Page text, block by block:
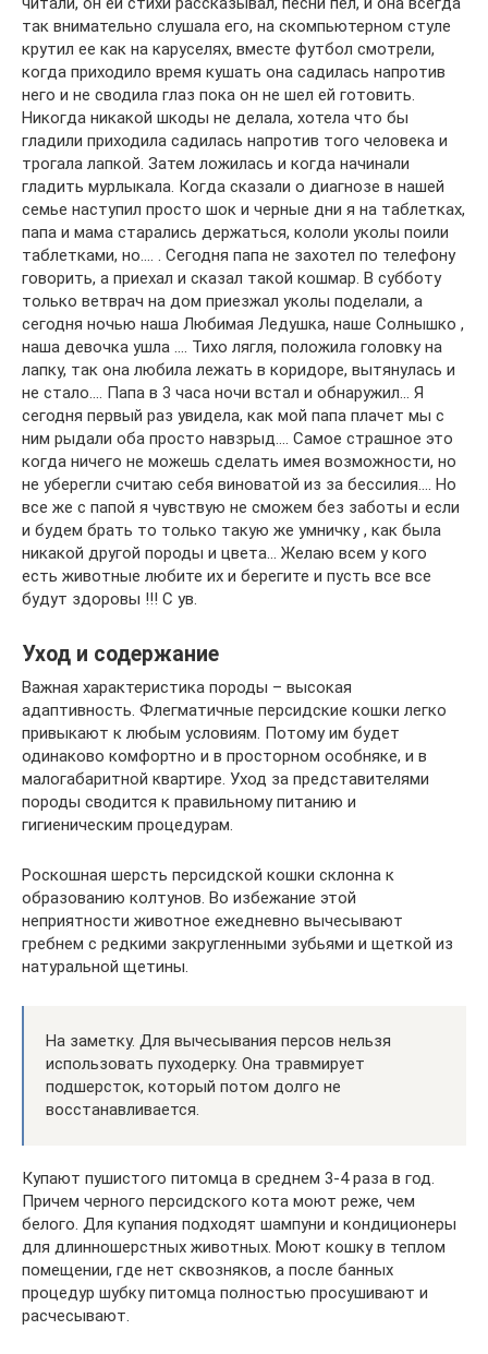
так внимательно слушала его, на скомпьютерном стуле
крутил ее как на каруселях, вместе футбол смотрели,
когда приходило время кушать она садилась напротив
него и не сводила глаз пока он не шел ей готовить.
Никогда никакой шкоды не делала, хотела что бы
гладили приходила садилась напротив того человека и
трогала лапкой. Затем ложилась и когда начинали
гладить мурлыкала. Когда сказали о диагнозе в нашей
семье наступил просто шок и черные дни я на таблетках,
папа и мама старались держаться, кололи уколы поили
таблетками, но…. . Сегодня папа не захотел по телефону
говорить, а приехал и сказал такой кошмар. В субботу
только ветврач на дом приезжал уколы поделали, а
сегодня ночью наша Любимая Ледушка, наше Солнышко ,
наша девочка ушла …. Тихо лягля, положила головку на
лапку, так она любила лежать в коридоре, вытянулась и
не стало…. Папа в 3 часа ночи встал и обнаружил… Я
сегодня первый раз увидела, как мой папа плачет мы с
ним рыдали оба просто навзрыд…. Самое страшное это
когда ничего не можешь сделать имея возможности, но
не уберегли считаю себя виноватой из за бессилия…. Но
все же с папой я чувствую не сможем без заботы и если
и будем брать то только такую же умничку , как была
никакой другой породы и цвета… Желаю всем у кого
есть животные любите их и берегите и пусть все все
будут здоровы !!! С ув.
Уход и содержание
Важная характеристика породы – высокая
адаптивность. Флегматичные персидские кошки легко
привыкают к любым условиям. Потому им будет
одинаково комфортно и в просторном особняке, и в
малогабаритной квартире. Уход за представителями
породы сводится к правильному питанию и
гигиеническим процедурам.
Роскошная шерсть персидской кошки склонна к
образованию колтунов. Во избежание этой
неприятности животное ежедневно вычесывают
гребнем с редкими закругленными зубьями и щеткой из
натуральной щетины.
На заметку. Для вычесывания персов нельзя
использовать пуходерку. Она травмирует
подшерсток, который потом долго не
восстанавливается.
Купают пушистого питомца в среднем 3-4 раза в год.
Причем черного персидского кота моют реже, чем
белого. Для купания подходят шампуни и кондиционеры
для длинношерстных животных. Моют кошку в теплом
помещении, где нет сквозняков, а после банных
процедур шубку питомца полностью просушивают и
расчесывают.